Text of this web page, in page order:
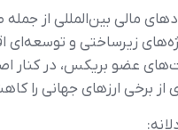
مالی بین‌المللی از
زیرساختی و
عضو بریکس، در کنار
از برخی ارزهای جهانی را